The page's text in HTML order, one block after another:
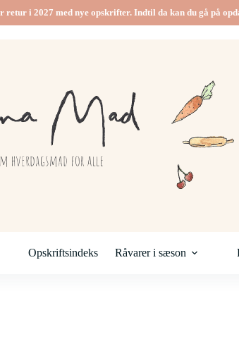
retur i 2027 med nye opskrifter. Indtil da kan du gå på
Opskriftsindeks Råvarer i sæson